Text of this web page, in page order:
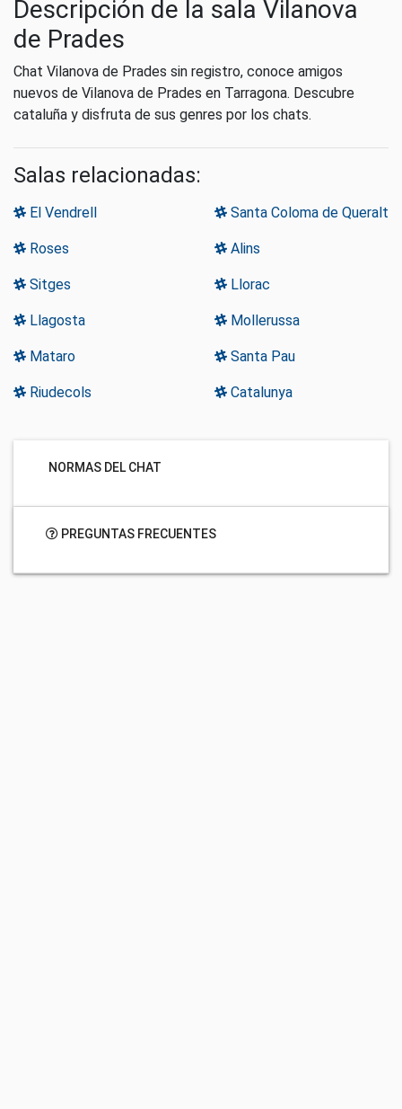
Descripción de la sala Vilanova
de Prades
Chat Vilanova de Prades sin registro, conoce amigos
nuevos de Vilanova de Prades en Tarragona. Descubre
cataluña y disfruta de sus genres por los chats.
Salas relacionadas:
El Vendrell Santa Coloma de Queralt
Roses Alins
Sitges Llorac
Llagosta Mollerussa
Mataro Santa Pau
Riudecols Catalunya
NORMAS DEL CHAT
PREGUNTAS FRECUENTES